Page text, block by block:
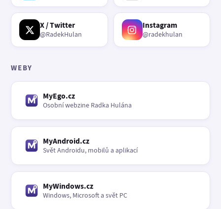
X / Twitter
@RadekHulan
Instagram
@radekhulan
WEBY
MyEgo.cz
Osobní webzine Radka Hulána
MyAndroid.cz
Svět Androidu, mobilů a aplikací
MyWindows.cz
Windows, Microsoft a svět PC